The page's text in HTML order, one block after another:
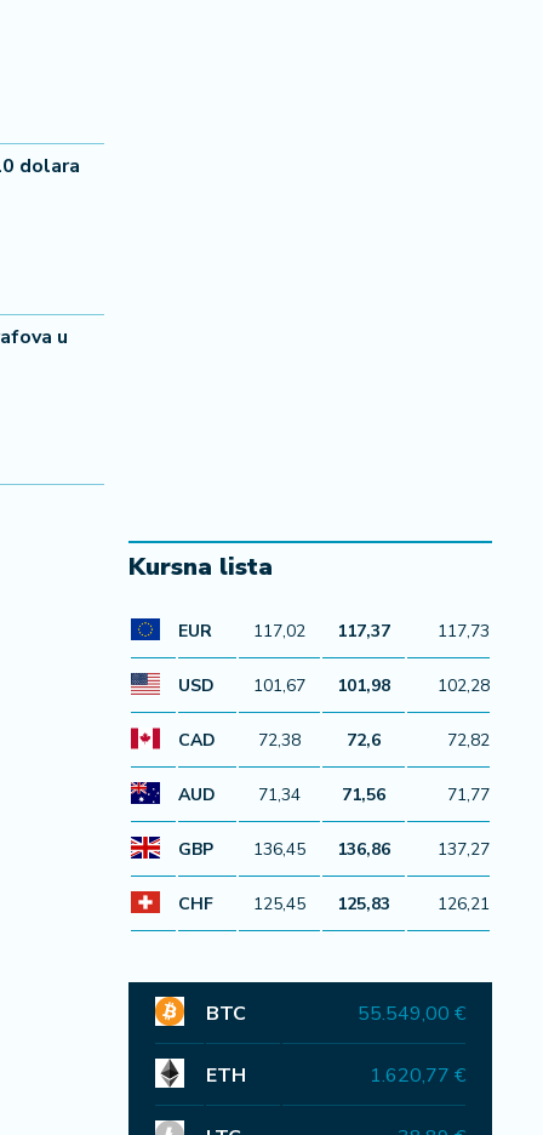
dolara
u
Kursna lista
EUR 117,02 117,37 117,73
USD 101,67 101,98 102,28
CAD 72,38 72,6 72,82
AUD 71,34 71,56 71,77
GBP 136,45 136,86 137,27
CHF 125,45 125,83 126,21
BTC 55.549,00 €
ETH 1.620,77 €